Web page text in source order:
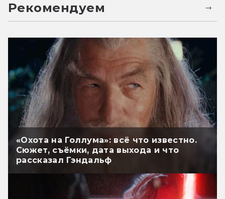
Рекомендуем
«Охота на Голлума»: всё что известно.
Сюжет, съёмки, дата выхода и что
рассказал Гэндальф